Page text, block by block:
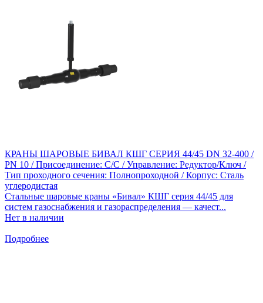
КРАНЫ ШАРОВЫЕ БИВАЛ КШГ СЕРИЯ 44/45 DN 32-400 /
PN 10 / Присоединение: С/С / Управление: Редуктор/Ключ /
Тип проходного сечения: Полнопроходной / Корпус: Сталь
углеродистая
Стальные шаровые краны «Бивал» КШГ серия 44/45 для
систем газоснабжения и газораспределения — качест...
Нет в наличии
Подробнее